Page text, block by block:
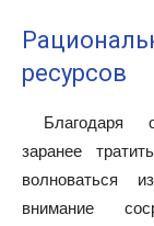
ресурсов
Благодаря
заранее
волноваться
внимание